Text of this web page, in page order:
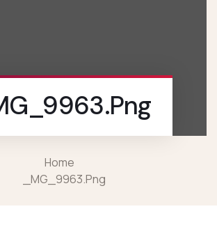
Home
_MG_9963.png